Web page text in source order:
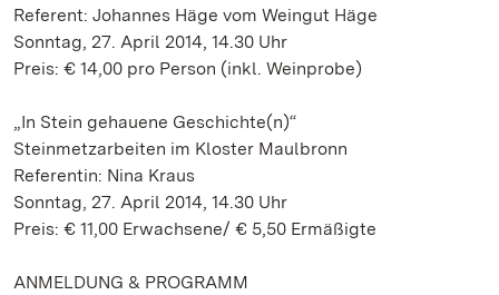
Referent: Johannes Häge vom Weingut Häge
Sonntag, 27. April 2014, 14.30 Uhr
Preis: € 14,00 pro Person (inkl. Weinprobe)
„In Stein gehauene Geschichte(n)“
Steinmetzarbeiten im Kloster Maulbronn
Referentin: Nina Kraus
Sonntag, 27. April 2014, 14.30 Uhr
Preis: € 11,00 Erwachsene/ € 5,50 Ermäßigte
ANMELDUNG & PROGRAMM